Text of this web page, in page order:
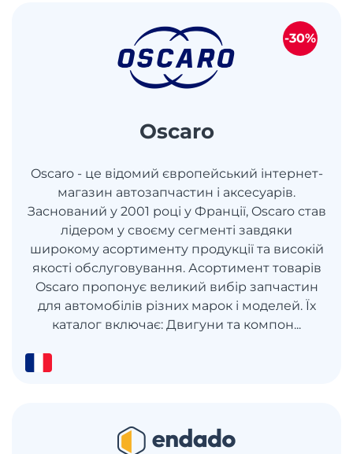
Oscaro
Oscaro - це відомий європейський інтернет-
магазин автозапчастин і аксесуарів.
Заснований у 2001 році у Франції, Oscaro став
лідером у своєму сегменті завдяки
широкому асортименту продукції та високій
якості обслуговування. Асортимент товарів
Oscaro пропонує великий вибір запчастин
для автомобілів різних марок і моделей. Їх
каталог включає: Двигуни та компон...
-30%